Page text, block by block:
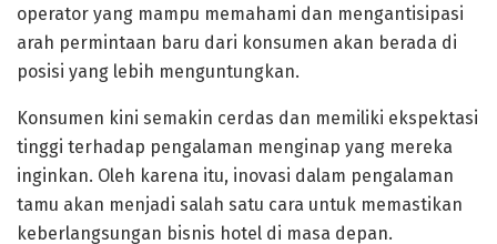
operator yang mampu memahami dan mengantisipasi
arah permintaan baru dari konsumen akan berada di
posisi yang lebih menguntungkan.
Konsumen kini semakin cerdas dan memiliki ekspektasi
tinggi terhadap pengalaman menginap yang mereka
inginkan. Oleh karena itu, inovasi dalam pengalaman
tamu akan menjadi salah satu cara untuk memastikan
keberlangsungan bisnis hotel di masa depan.